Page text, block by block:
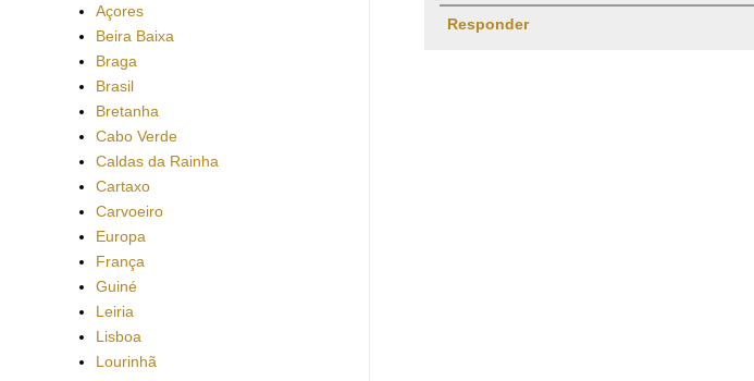
Responder
Açores
Beira Baixa
Braga
Brasil
Bretanha
Cabo Verde
Caldas da Rainha
Cartaxo
Carvoeiro
Europa
França
Guiné
Leiria
Lisboa
Lourinhã